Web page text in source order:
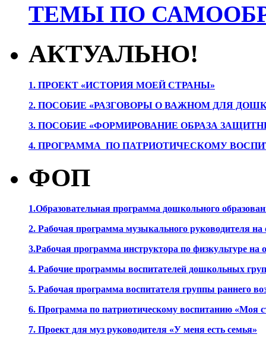
ТЕМЫ ПО
АКТУАЛЬНО!
1. ПРОЕКТ «ИСТОРИЯ МОЕЙ СТРАНЫ»
2. ПОСОБИЕ «РАЗГОВОРЫ О ВАЖНОМ ДЛЯ
3. ПОСОБИЕ «ФОРМИРОВАНИЕ ОБРАЗА
4. ПРОГРАММА ПО ПАТРИОТИЧЕСКОМУ
ФОП
1.Образовательная программа дошкольного
2. Рабочая программа музыкального руководителя
3.Рабочая программа инструктора по физкультуре
4. Рабочие программы воспитателей дошкольных
5. Рабочая программа воспитателя группы раннего
6. Программа по патриотическому воспитанию «Моя
7. Проект для муз руководителя «У меня есть семья»